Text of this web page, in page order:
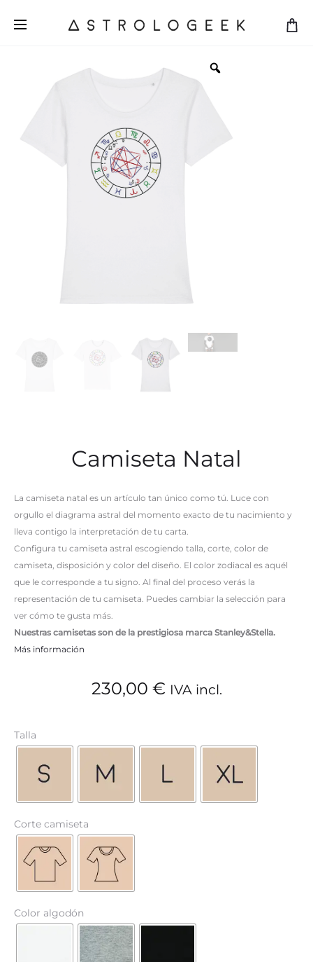
Camiseta Natal
La camiseta natal es un artículo tan único como tú. Luce con
orgullo el diagrama astral del momento exacto de tu nacimiento y
lleva contigo la interpretación de tu carta.
Configura tu camiseta astral escogiendo talla, corte, color de
camiseta, disposición y color del diseño. El color zodiacal es aquél
que le corresponde a tu signo. Al final del proceso verás la
representación de tu camiseta. Puedes cambiar la selección para
ver cómo te gusta más.
Nuestras camisetas son de la prestigiosa marca Stanley&Stella.
Más información
230,00 € IVA incl.
Talla
Corte camiseta
Color algodón